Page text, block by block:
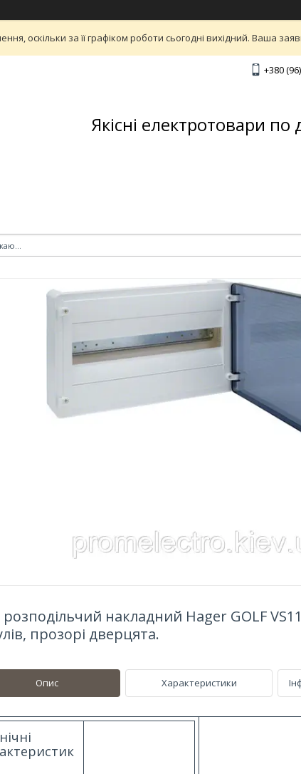
оскільки за її графіком роботи сьогодні вихідний. Ваша
+380
Якісні електротовари по
накладний Hager GOLF
прозорі дверцята.
Опис Характеристики